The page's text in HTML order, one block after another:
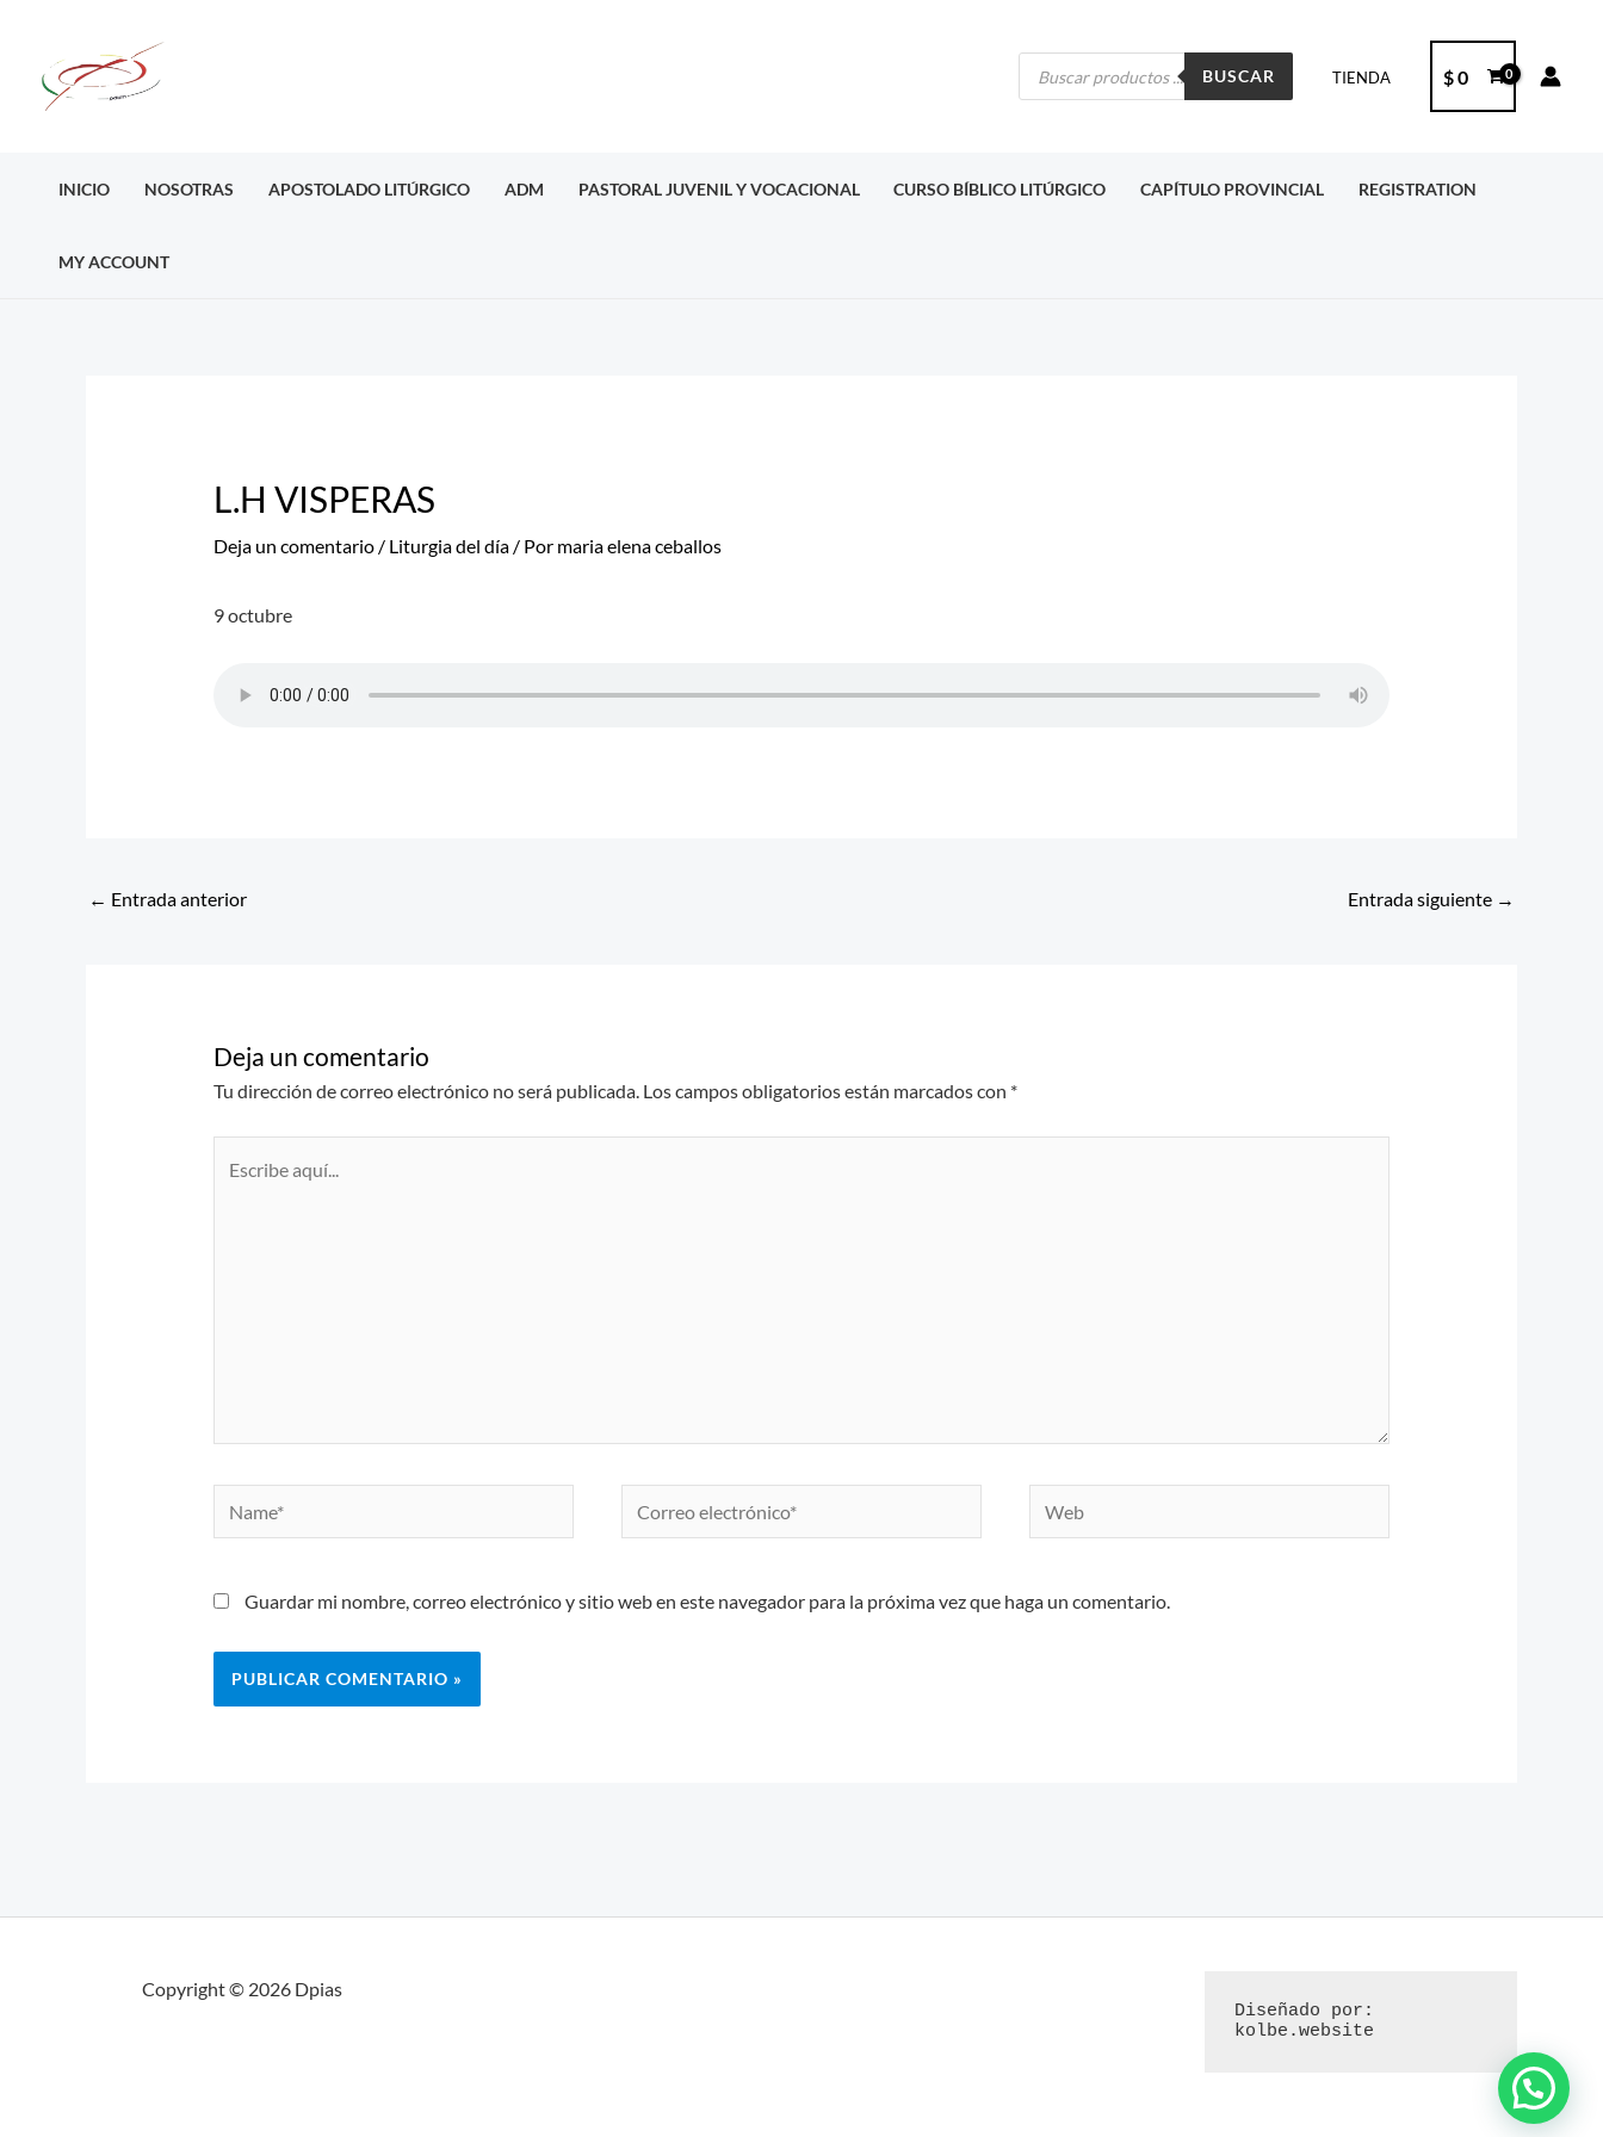
contenido
Búsqueda
productos
BUSCAR TIENDA $0
INICIO NOSOTRAS APOSTOLADO LITÚRGICO ADM PASTORAL JUVENIL Y VOCACIONAL CURSO BÍBLICO LITÚRGICO CAPÍTULO PROVINCIAL REGISTRATION
MY ACCOUNT
L.H VISPERAS
Deja un comentario / Liturgia del día/ Por maria elena ceballos
9 octubre
← Entrada anterior Entrada siguiente →
Deja un comentario
Tu dirección de correo electrónico no será publicada. Los campos obligatorios están marcados con *
electrónico*
Guardar mi nombre, correo electrónico y sitio web en este navegador para la próxima vez que haga un comentario.
Copyright © 2026 Dpias
Diseñado por:
kolbe.website